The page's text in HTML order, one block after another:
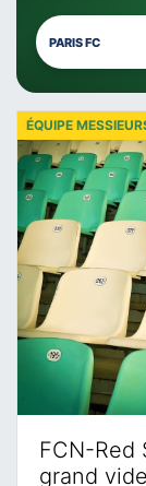
PARIS FC
FCN-Red
grand vide
ÉQUIPE